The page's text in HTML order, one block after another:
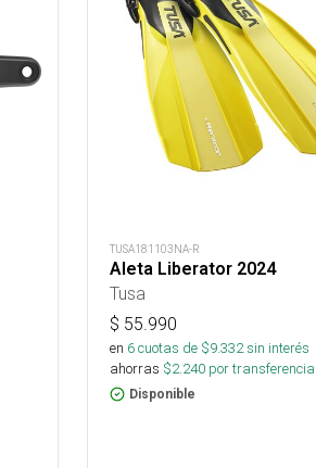
TUSA181103NA-R
Aleta Liberator 2024
Tusa
$ 55.990
en 6cuotas de $9.332sin interés
ahorras $2.240 por
Disponible